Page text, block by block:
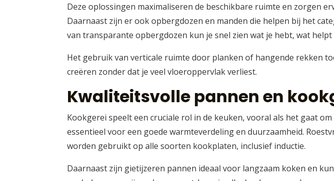
Deze oplossingen maximaliseren de beschikbare ruimte en zorgen
Daarnaast zijn er ook opbergdozen en manden die helpen bij het
van transparante opbergdozen kun je snel zien wat je hebt, wat
Het gebruik van verticale ruimte door planken of hangende rekken
creëren zonder dat je veel vloeroppervlak verliest.
Kwaliteitsvolle pannen en
Kookgerei speelt een cruciale rol in de keuken, vooral als het gaat
essentieel voor een goede warmteverdeling en duurzaamheid.
worden gebruikt op alle soorten kookplaten, inclusief inductie.
Daarnaast zijn gietijzeren pannen ideaal voor langzaam koken en